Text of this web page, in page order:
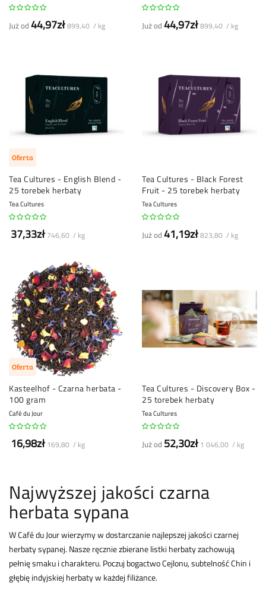
Już od 44,97zł899,40 / kg Już od 44,97zł899,40 / kg
Oferta
Tea Cultures - English Blend -
25 torebek herbaty
Tea Cultures
37,33zł 746,60 / kg
Tea Cultures - Black Forest
Fruit - 25 torebek herbaty
Tea Cultures
Już od 41,19zł823,80 / kg
Oferta
Kasteelhof - Czarna herbata -
100 gram
Café du Jour
16,98zł 169,80 / kg
Tea Cultures - Discovery Box -
25 torebek herbaty
Tea Cultures
Już od 52,30zł 1 046,00 / kg
Najwyższej jakości czarna
herbata sypana
W Café du Jour wierzymy w dostarczanie najlepszej jakości czarnej
herbaty sypanej. Nasze ręcznie zbierane listki herbaty zachowują
pełnię smaku i charakteru. Poczuj bogactwo Cejlonu, subtelność Chin i
głębię indyjskiej herbaty w każdej filiżance.